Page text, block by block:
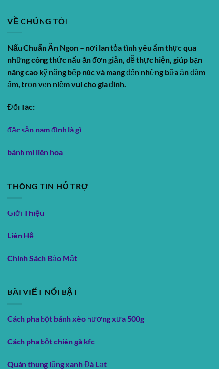
VỀ CHÚNG TÔI
Nấu Chuẩn Ăn Ngon – nơi lan tỏa tình yêu ẩm thực qua
những công thức nấu ăn đơn giản, dễ thực hiện, giúp bạn
nâng cao kỹ năng bếp núc và mang đến những bữa ăn đầm
ấm, trọn vẹn niềm vui cho gia đình.
Đối Tác:
đặc sản nam định là gì
bánh mì liên hoa
THÔNG TIN HỖ TRỢ
Giới Thiệu
Liên Hệ
Chính Sách Bảo Mật
BÀI VIẾT NỔI BẬT
Cách pha bột bánh xèo hương xưa 500g
Cách pha bột chiên gà kfc
Quán thung lũng xanh Đà Lạt